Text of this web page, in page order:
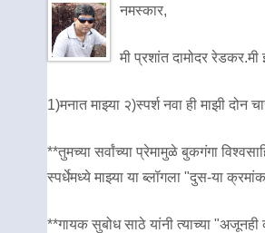
नमस्कार,
मी प्रशांत दामोदर
1)मनात माझ्या २)स्पर्श नवा ही माझी
**तुमच्या सर्वांच्या प्रेमामुळे बुकगंगा
स्पर्धेमध्ये माझ्या या ब्लॉगला "दुस-या
**गायक सुबोध साठे यांनी त्याच्या